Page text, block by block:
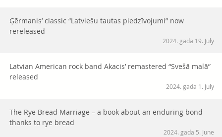
Ģērmanis’ classic “Latviešu tautas piedzīvojumi” now
rereleased
2024. gada 19. July
Latvian American rock band Akacis’ remastered “Svešā malā”
released
2024. gada 1. July
The Rye Bread Marriage – a book about an enduring bond
thanks to rye bread
2024. gada 5. June